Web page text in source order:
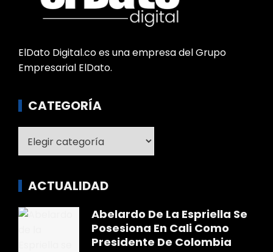
ElDato Digital.co es una empresa del Grupo
Empresarial ElDato.
CATEGORÍA
ACTUALIDAD
Abelardo De La Espriella Se
Posesiona En Cali Como
Presidente De Colombia